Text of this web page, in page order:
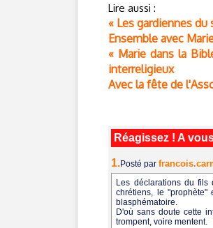
Lire aussi :
« Les gardiennes
Ensemble avec
« Marie dans la
interreligieux
Avec la fête de
Réagissez ! A
1.Posté par
Les déclarations du fils
chrétiens, le
blasphématoire.
D'où sans doute cette
trompent, voire mentent.